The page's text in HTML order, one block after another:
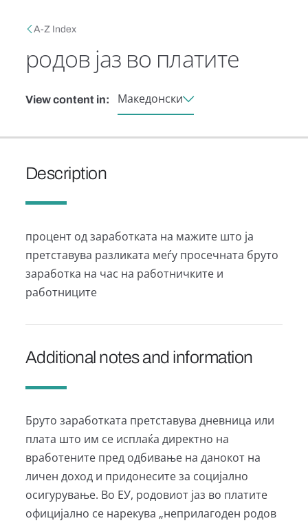
Breadcrumb
A-Z Index
родов јаз во платите
View content in: Македонски
Description
процент од заработката на мажите што ја
претставува разликата меѓу просечната бруто
заработка на час на работничките и
работниците
Additional notes and information
Бруто заработката претставува дневница или
плата што им се исплаќа директно на
вработените пред одбивање на данокот на
личен доход и придонесите за социјално
осигурување. Во ЕУ, родовиот јаз во платите
официјално се нарекува „неприлагоден родов